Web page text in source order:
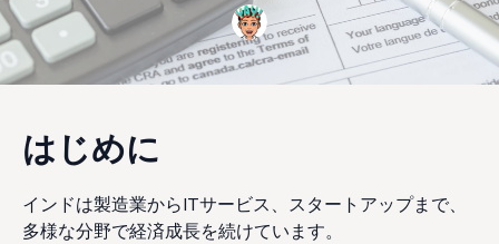
はじめに
インドは製造業からITサービス、スタートアップまで、
多様な分野で経済成長を続けています。